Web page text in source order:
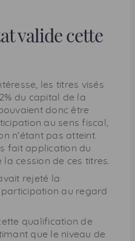
valide cette
les titres visés
du capital de la
donc être
au sens fiscal,
n’étant pas atteint.
fait application du
cession de ces titres.
rejeté la
au regard
qualification de
que le niveau de